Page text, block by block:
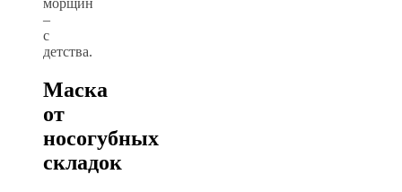
морщин
–
с
детства.
Маска
от
носогубных
складок